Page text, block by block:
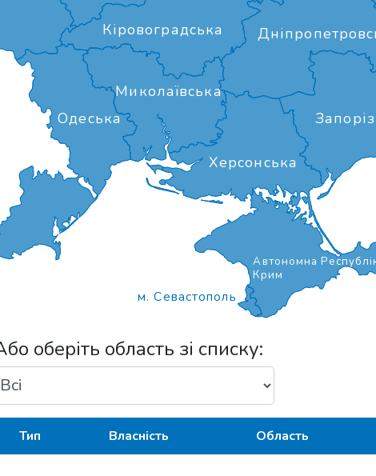
Кіровоградська
Миколаївська
Одеська
Херсонська
Автономна
Крим
м. Севастополь
оберіть область зі списку:
Тип Власність Область